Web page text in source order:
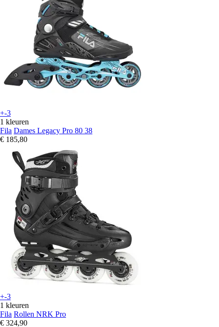
+-3
1 kleuren
Fila Dames Legacy Pro 80 38
€ 185,80
+-3
1 kleuren
Fila Rollen NRK Pro
€ 324,90